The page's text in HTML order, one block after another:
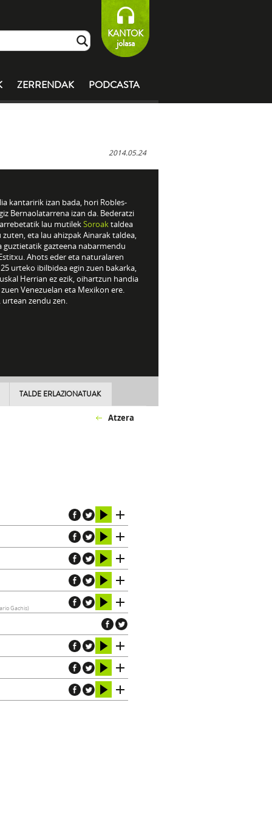
KANTOK
jolasa
ZERRENDAK PODCASTA
2014.05.24
kantaririk izan bada, hori Robles-
Bernaolatarrena izan da. Bederatzi
lau mutilekSoroaktaldea
eta lau ahizpak Ainarak taldea,
guztietatik gazteena nabarmendu
Ahots eder eta naturalaren
urteko ibilbidea egin zuen bakarka,
Herrian ez ezik, oihartzun handia
Venezuelan eta Mexikon ere.
urtean zendu zen.
TALDE ERLAZIONATUAK
Atzera
Gachis)